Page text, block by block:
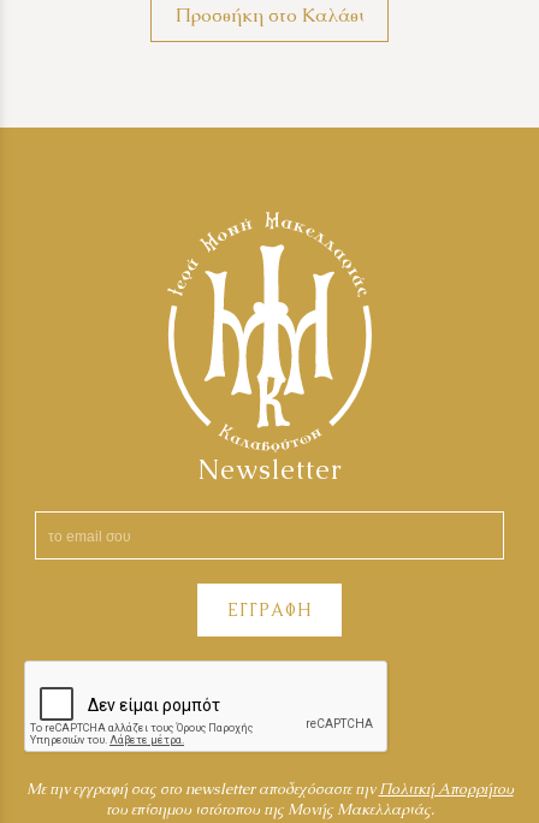
Προσθήκη στο Καλάθι
Newsletter
ΕΓΓΡΑΦΗ
Mε την εγγραφή σας στο newsletter αποδεχόσαστε τηνΠολιτκή Απορρήτου
του επίσημου ιστότοπου της Μονής Μακελλαριάς.